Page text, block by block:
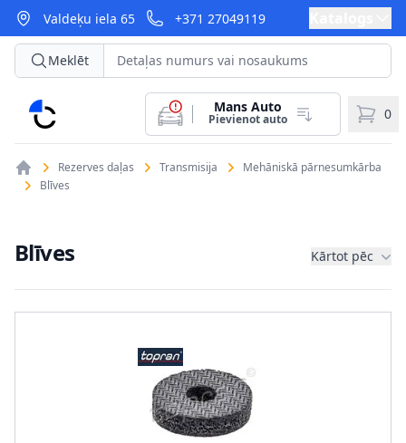
Valdeķu iela 65 +371 27049119
CarParts
Meklēt
Mans Auto
Pievienot auto 0
Rezerves daļas Transmisija
Mehāniskā pārnesumkārba
Blīves
Blīves Kārtot pēc